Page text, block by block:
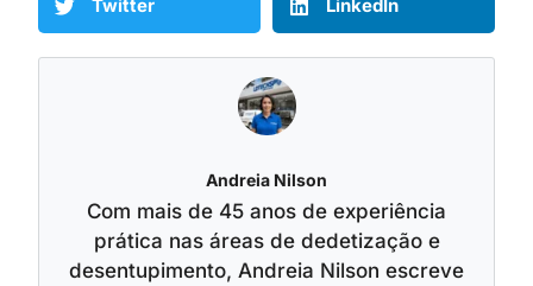
Twitter LinkedIn
Andreia Nilson
Com mais de 45 anos de experiência
prática nas áreas de dedetização e
desentupimento, Andreia Nilson escreve